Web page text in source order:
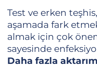
Test ve erken
aşamada fark
almak için çok
sayesinde
Daha fazla